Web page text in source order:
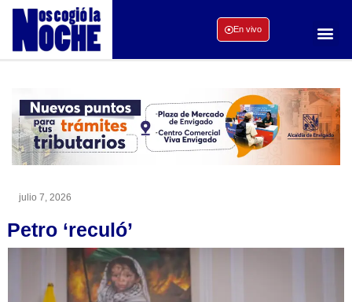
En vivo
julio 7, 2026
Petro ‘reculó’